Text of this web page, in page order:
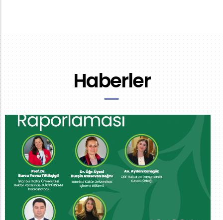
Haberler